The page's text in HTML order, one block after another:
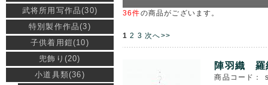
武将所用写作品(30)
特別製作作品(3)
子供着用鎧(10)
兜飾り(20)
小道具類(36)
36件の商品がございます。
1 2 3 次へ>>
陣羽織
商品コード：